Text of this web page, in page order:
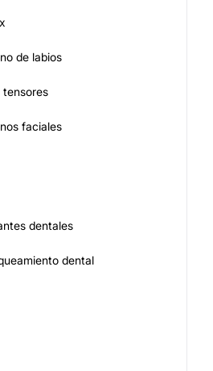
de labios
tensores
faciales
dentales
dental